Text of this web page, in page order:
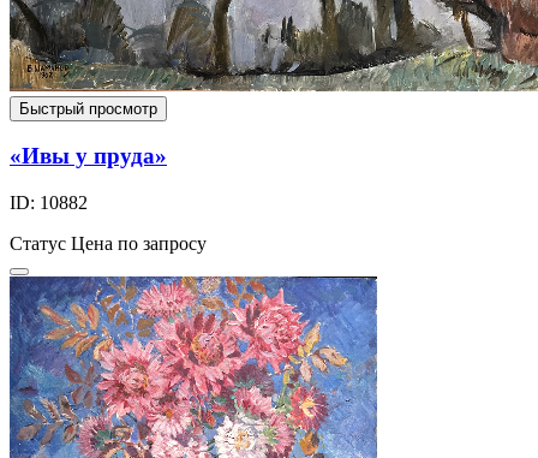
Быстрый просмотр
«Ивы у пруда»
ID: 10882
Статус Цена по запросу